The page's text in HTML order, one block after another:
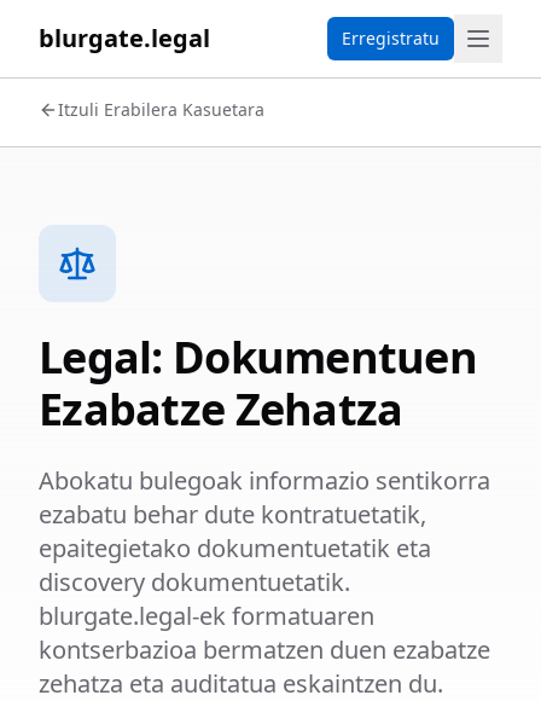
blurgate.legal Erregistratu
Itzuli Erabilera Kasuetara
Legal: Dokumentuen
Ezabatze Zehatza
Abokatu bulegoak informazio sentikorra
ezabatu behar dute kontratuetatik,
epaitegietako dokumentuetatik eta
discovery dokumentuetatik.
blurgate.legal-ek formatuaren
kontserbazioa bermatzen duen ezabatze
zehatza eta auditatua eskaintzen du.